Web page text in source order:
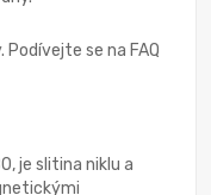
Podívejte se na FAQ
je slitina niklu a